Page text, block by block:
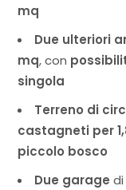
mq
Due ulteriori
mq, con
singola
Terreno di
castagneti per
piccolo bosco
Due garage